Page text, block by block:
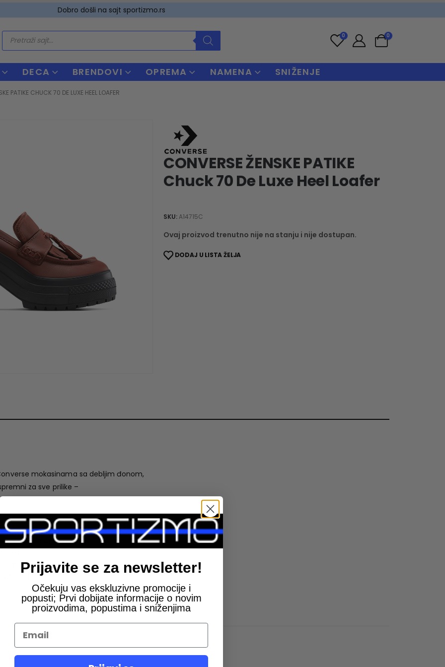
Dobro došli na sajt sportizmo.rs
Products
search
0 0
DECA BRENDOVI OPREMA NAMENA SNIŽENJE
PATIKE CHUCK 70 DE LUXE HEEL LOAFER
CONVERSE ŽENSKE PATIKE
Chuck 70 De Luxe Heel Loafer
SKU:A14715C
Ovaj proizvod trenutno nije na stanju i nije dostupan.
DODAJ U LISTA ŽELJA
mokasinama sa debljim đonom,
za sve prilike –
i osećaj
stajling
Prijavite se za newsletter!
Očekuju vas ekskluzivne promocije i
popusti; Prvi dobijate informacije o novim
proizvodima, popustima i sniženjima